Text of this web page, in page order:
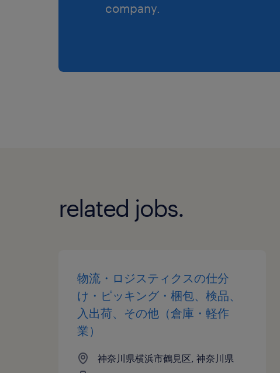
company.
related jobs.
物流・ロジスティクスの仕分
け・ピッキング・梱包、検品、
入出荷、その他（倉庫・軽作
業）
神奈川県横浜市鶴見区, 神奈川県